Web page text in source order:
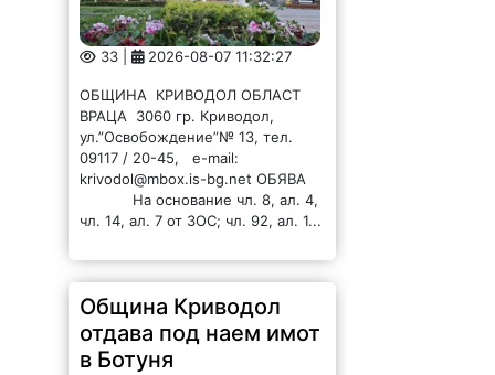
33 | 2026-08-07 11:32:27
ОБЩИНА КРИВОДОЛ ОБЛАСТ
ВРАЦА 3060 гр. Криводол,
ул.”Освобождение”№ 13, тел.
09117 / 20-45, e-mail:
krivodol@mbox.is-bg.net ОБЯВА
На основание чл. 8, ал. 4,
чл. 14, ал. 7 от ЗОС; чл. 92, ал. 1...
Община Криводол
отдава под наем имот
в Ботуня